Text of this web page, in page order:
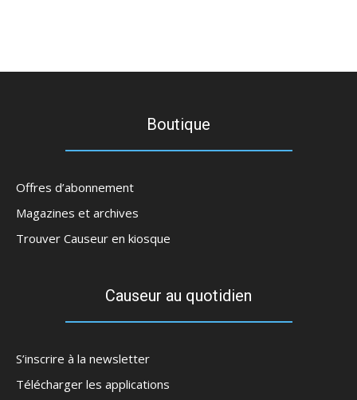
Boutique
Offres d’abonnement
Magazines et archives
Trouver Causeur en kiosque
Causeur au quotidien
S’inscrire à la newsletter
Télécharger les applications